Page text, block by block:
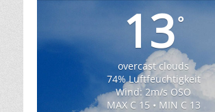
13°
overcast clouds
74% Luftfeuchtigkeit
Wind: 2m/s OSO
MAX C 15 • MIN C 13